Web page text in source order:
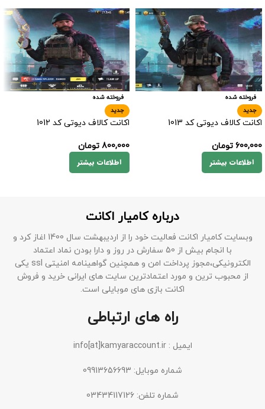
فروخته شده
جدید
اکانت کالاف دیوتی کد 1013
600,000 تومان
اطلاعات بیشتر
فروخته شده
جدید
اکانت کالاف دیوتی کد 1012
800,000 تومان
اطلاعات بیشتر
درباره کامیار اکانت
وبسایت کامیار اکانت فعالیت خود را از اردیبهشت سال 1400 اغاز کرد و
با انجام بیش از 50 سفارش در روز و دارا بودن نماد اعتماد
الکترونیکی،مجوز پرداخت امن و همچنین گواهینامه امنیتی ssl یکی
از محبوب ترین و مورد اعتمادترین سایت های ایرانی خرید و فروش
اکانت بازی های موبایلی است.
راه های ارتباطی
ایمیل : info[at]kamyaraccount.ir
شماره موبایل: 09913656693
شماره تلفن: 03434117126